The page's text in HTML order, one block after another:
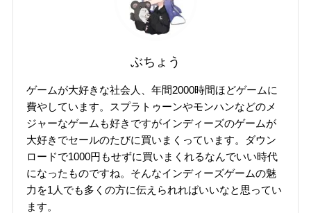
ぶちょう
ゲームが大好きな社会人、年間2000時間ほどゲームに
費やしています。スプラトゥーンやモンハンなどのメ
ジャーなゲームも好きですがインディーズのゲームが
大好きでセールのたびに買いまくっています。ダウン
ロードで1000円もせずに買いまくれるなんでいい時代
になったものですね。そんなインディーズゲームの魅
力を1人でも多くの方に伝えられればいいなと思ってい
ます。